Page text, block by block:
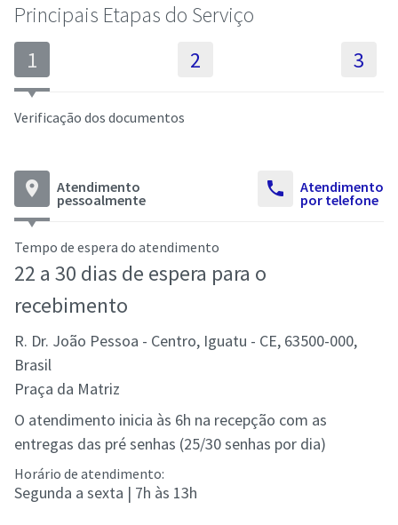
Principais Etapas do Serviço
1
2 3
Verificação dos documentos
place Atendimento
pessoalmente
call Atendimento
por telefone
Tempo de espera do atendimento
22 a 30 dias de espera para o
recebimento
R. Dr. João Pessoa - Centro, Iguatu - CE, 63500-000,
Brasil
Praça da Matriz
O atendimento inicia às 6h na recepção com as
entregas das pré senhas (25/30 senhas por dia)
Horário de atendimento:
Segunda a sexta | 7h às 13h